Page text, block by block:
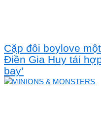
Cặp đôi boylove
Điền Gia Huy tái
bay’